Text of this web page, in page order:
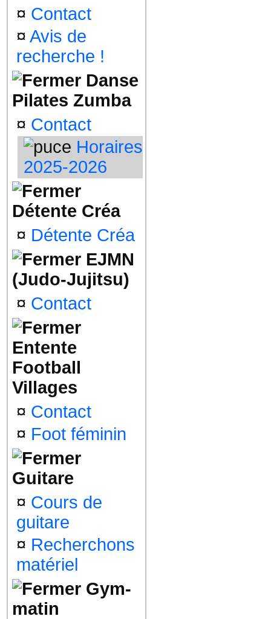
¤ Contact
¤ Avis de
recherche !
Danse
Pilates Zumba
¤ Contact
Horaires
2025-2026
Détente Créa
¤ Détente Créa
EJMN
(Judo-Jujitsu)
¤ Contact
Entente
Football
Villages
¤ Contact
¤ Foot féminin
Guitare
¤ Cours de
guitare
¤ Recherchons
matériel
Gym-
matin